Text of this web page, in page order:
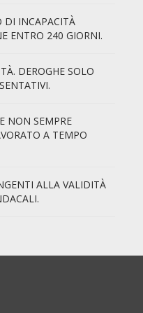
DI INCAPACITÀ
ENTRO 240 GIORNI.
DEROGHE SOLO
NON SEMPRE
A TEMPO
ALLA VALIDITÀ